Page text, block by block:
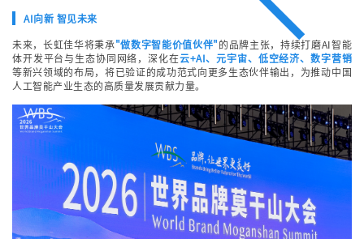
AI向新 智见未来
未来，长虹佳华将秉承"做数字智能价值伙伴"的品牌主张，持续打磨AI智能
体开发平台与生态协同网络，深化在云+AI、元宇宙、低空经济、数字营销
等新兴领域的布局，将已验证的成功范式向更多生态伙伴输出，为推动中国
人工智能产业生态的高质量发展贡献力量。